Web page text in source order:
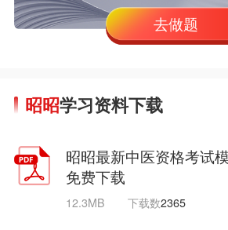
去做题
昭昭学习资料下载
昭昭最新中医资格考试
免费下载
12.3MB 下载数2365